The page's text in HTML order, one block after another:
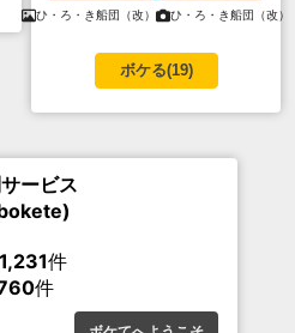
ひ・ろ・き船団（改） ひ・ろ・き船団（改）
ボケる(19)
ービス
件
件